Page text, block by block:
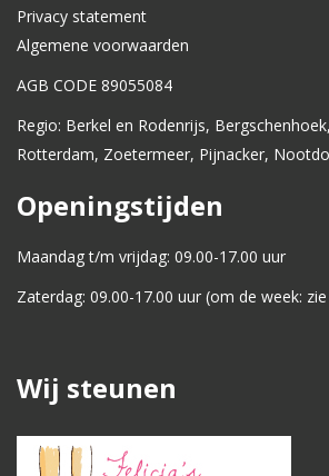
Privacy statement
Algemene voorwaarden
AGB CODE 89055084
Regio: Berkel en Rodenrijs,
Rotterdam, Zoetermeer, Pijnacker,
Openingstijden
Maandag t/m vrijdag: 09.00-17.00 uur
Zaterdag: 09.00-17.00 uur (om de week:
Wij steunen